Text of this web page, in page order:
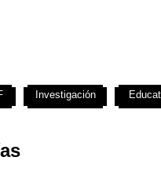
Investigación